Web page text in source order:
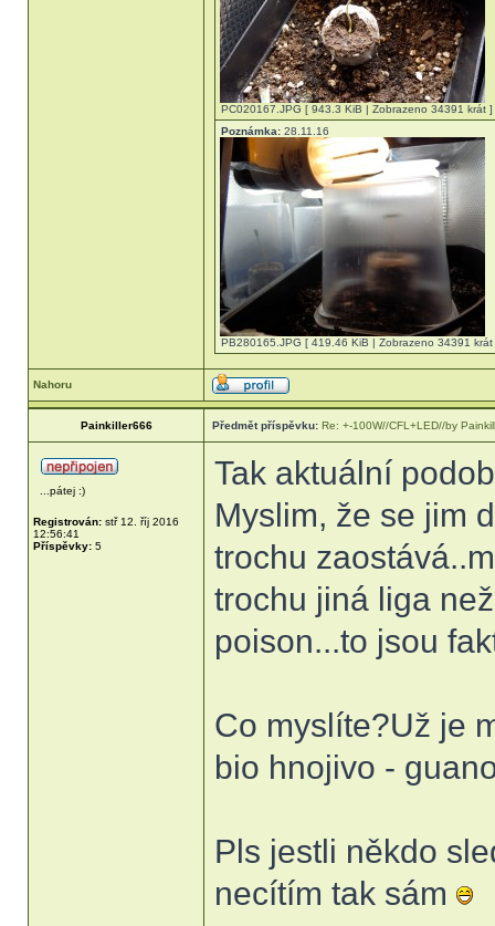
PC020167.JPG [ 943.3 KiB | Zobrazeno 34391 krát ]
Poznámka: 28.11.16
PB280165.JPG [ 419.46 KiB | Zobrazeno 34391 krát
Nahoru
Painkiller666 Předmět příspěvku: Re: +-100W//CFL+LED//by
...pátej :)
Registrován: stř 12. říj 2016
12:56:41
Příspěvky: 5
Tak aktuální
Myslim, že se jim
trochu
trochu jiná liga
poison...to jsou
Co myslíte?Už je
bio hnojivo -
Pls jestli někdo
necítím tak sám